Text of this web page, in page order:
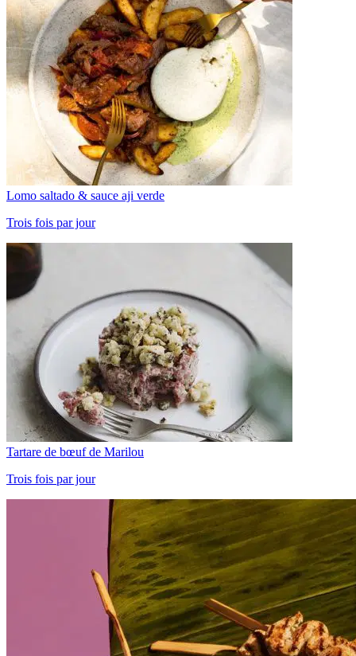
Lomo saltado & sauce aji verde
Trois fois par jour
Tartare de bœuf de Marilou
Trois fois par jour